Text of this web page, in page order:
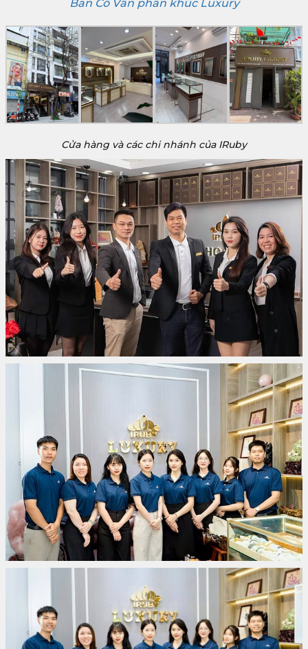
Ban Cố Vấn phân khúc Luxury
Cửa hàng và các chi nhánh của IRuby